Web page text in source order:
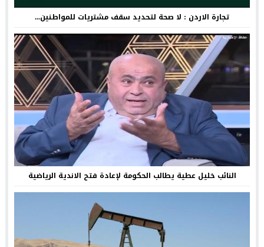
تجارة الاردن : لا صحة لتحديد سقف مشتريات للمواطنين...
النائب خليل عطية يطالب الحكومة لإعادة فتح الاندية الرياضية